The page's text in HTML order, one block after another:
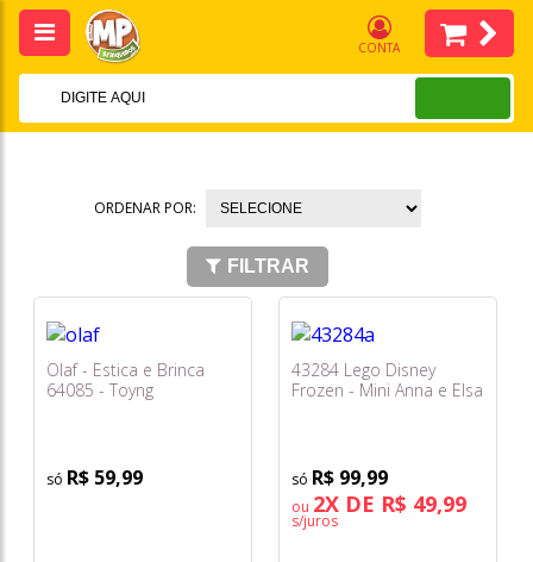
CONTA
ORDENAR POR:
FILTRAR
Olaf - Estica e Brinca
64085 - Toyng
R$ 59,99
43284 Lego Disney
Frozen - Mini Anna e Elsa
R$ 99,99
ou 2X DE R$ 49,99
s/juros